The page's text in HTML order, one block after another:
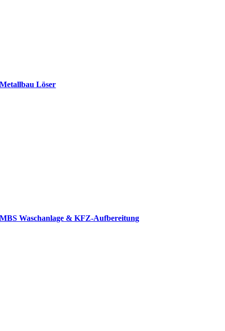
Metallbau Löser
MBS Waschanlage & KFZ-Aufbereitung